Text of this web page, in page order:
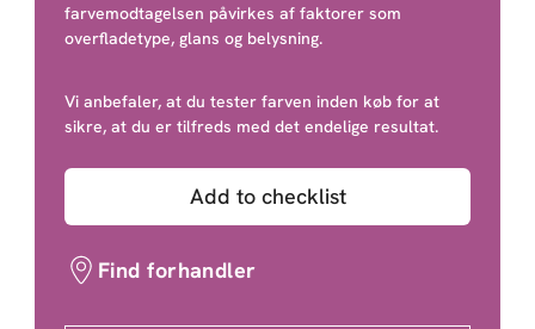
farvemodtagelsen påvirkes af faktorer som
overfladetype, glans og belysning.
Vi anbefaler, at du tester farven inden køb for at
sikre, at du er tilfreds med det endelige resultat.
Add to checklist
Find forhandler